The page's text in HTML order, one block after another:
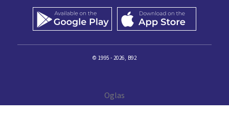
© 1995 - 2026, B92